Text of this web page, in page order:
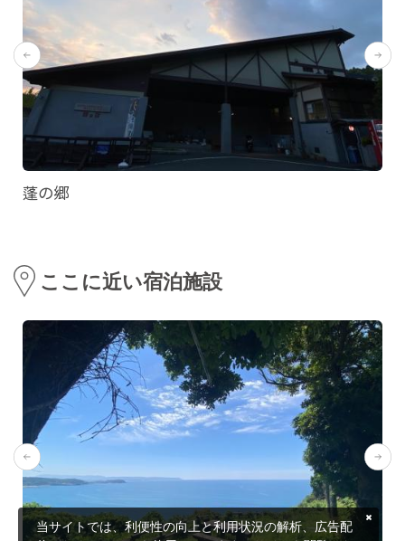
蓬の郷
ここに近い宿泊施設
当サイトでは、利便性の向上と利用状況の解析、広告配